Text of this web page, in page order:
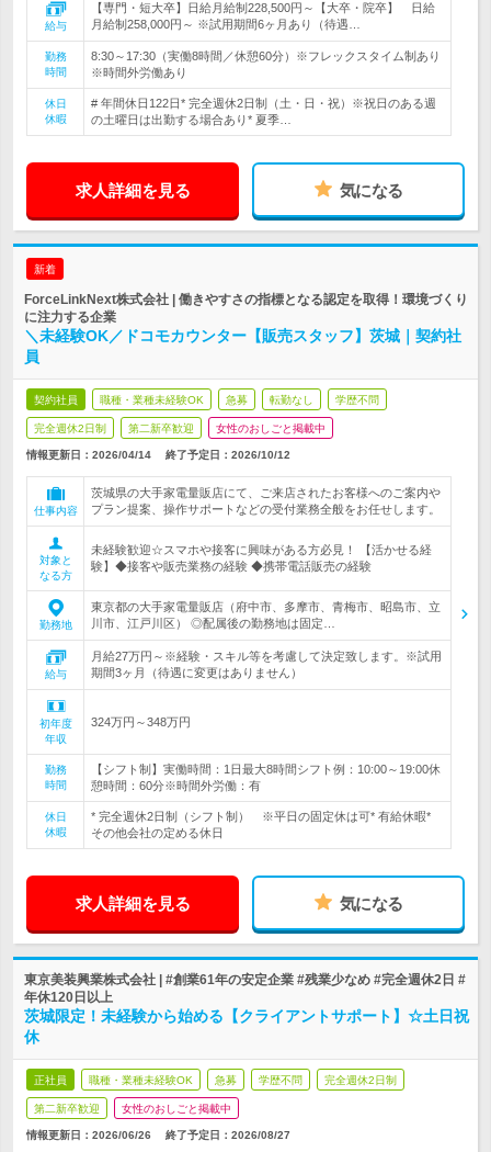
給与
【専門・短大卒】日給月給制228,500円～【大卒・院卒】 日給
月給制258,000円～ ※試用期間6ヶ月あり（待遇…
勤務
時間
8:30～17:30（実働8時間／休憩60分）※フレックスタイム制あり
※時間外労働あり
休日
休暇
# 年間休日122日* 完全週休2日制（土・日・祝）※祝日のある週
の土曜日は出勤する場合あり* 夏季…
求人詳細を見る 気になる
新着
ForceLinkNext株式会社 | 働きやすさの指標となる認定を取得！環境づくり
に注力する企業
＼未経験OK／ドコモカウンター【販売スタッフ】茨城｜契約社
員
契約社員 職種・業種未経験OK 急募 転勤なし 学歴不問
完全週休2日制 第二新卒歓迎 女性のおしごと掲載中
情報更新日：2026/04/14 終了予定日： 2026/10/12
仕事内容
茨城県の大手家電量販店にて、ご来店されたお客様へのご案内や
プラン提案、操作サポートなどの受付業務全般をお任せします。
対象と
なる方
未経験歓迎☆スマホや接客に興味がある方必見！ 【活かせる経
験】◆接客や販売業務の経験 ◆携帯電話販売の経験
勤務地
東京都の大手家電量販店（府中市、多摩市、青梅市、昭島市、立
川市、江戸川区） ◎配属後の勤務地は固定…
給与
月給27万円～※経験・スキル等を考慮して決定致します。※試用
期間3ヶ月（待遇に変更はありません）
初年度
年収
324万円～348万円
勤務
時間
【シフト制】実働時間：1日最大8時間シフト例：10:00～19:00休
憩時間：60分※時間外労働：有
休日
休暇
* 完全週休2日制（シフト制） ※平日の固定休は可* 有給休暇*
その他会社の定める休日
求人詳細を見る 気になる
東京美装興業株式会社 | #創業61年の安定企業 #残業少なめ #完全週休2日 #
年休120日以上
茨城限定！未経験から始める【クライアントサポート】☆土日祝
休
正社員 職種・業種未経験OK 急募 学歴不問 完全週休2日制
第二新卒歓迎 女性のおしごと掲載中
情報更新日：2026/06/26 終了予定日： 2026/08/27